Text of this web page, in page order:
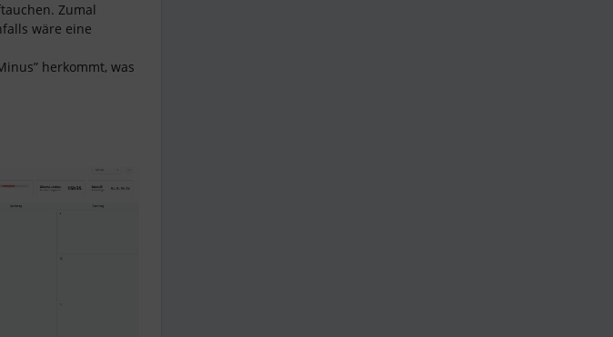
Zumal
wäre eine
herkommt, was